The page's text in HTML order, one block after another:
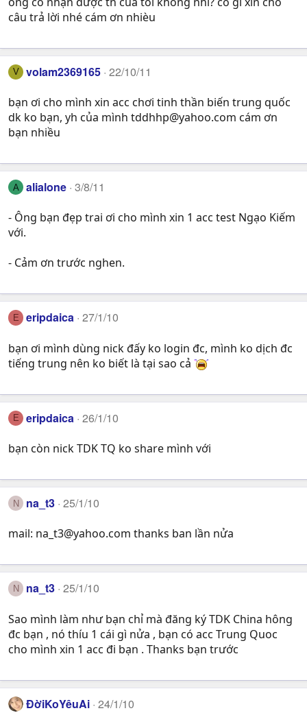
câu trả lời nhé cám ơn nhièu
V volam2369165 22/10/11
bạn ơi cho mình xin acc chơi tinh thần biến trung quốc
dk ko bạn, yh của mình tddhhp@yahoo.com cám ơn
bạn nhiều
A alialone 3/8/11
- Ông bạn đẹp trai ơi cho mình xin 1 acc test Ngạo Kiếm
với.
- Cảm ơn trước nghen.
E eripdaica 27/1/10
bạn ơi mình dùng nick đấy ko login đc, mình ko dịch đc
tiếng trung nên ko biết là tại sao cả
E eripdaica 26/1/10
bạn còn nick TDK TQ ko share mình với
N na_t3 25/1/10
mail: na_t3@yahoo.com thanks ban lần nửa
N na_t3 25/1/10
Sao mình làm như bạn chỉ mà đăng ký TDK China hông
đc bạn , nó thíu 1 cái gì nửa , bạn có acc Trung Quoc
cho mình xin 1 acc đi bạn . Thanks bạn trước
ĐờiKoYêuAi 24/1/10